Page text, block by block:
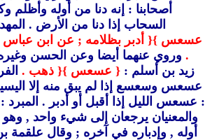
أصحابنا : إنه دنا من أوله وأظلم
السحاب إذا دنا من الأرض .
عسعس }{ أدبر بظلامه ; عن ابن عباس
. وروي عنهما أيضا وعن الحسن
زيد بن أسلم : { عسعس }{ ذهب .
عسعس وسعسع إذا لم يبق منه إلا
: عسعس الليل إذا أقبل أو أدبر .
والمعنيان يرجعان إلى شيء واحد , وهو
أوله , وإدباره في آخره ; وقال علقمة